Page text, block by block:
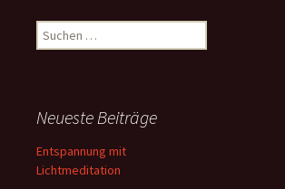
Suche
nach:
Neueste Beiträge
Entspannung mit
Lichtmeditation